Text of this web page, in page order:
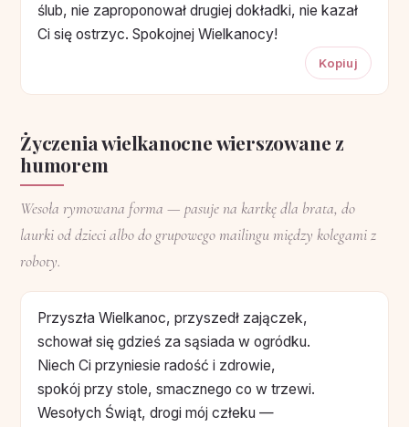
ślub, nie zaproponował drugiej dokładki, nie kazał
Ci się ostrzyc. Spokojnej Wielkanocy!
Kopiuj
Życzenia wielkanocne wierszowane z
humorem
Wesoła rymowana forma — pasuje na kartkę dla brata, do
laurki od dzieci albo do grupowego mailingu między kolegami z
roboty.
Przyszła Wielkanoc, przyszedł zajączek,
schował się gdzieś za sąsiada w ogródku.
Niech Ci przyniesie radość i zdrowie,
spokój przy stole, smacznego co w trzewi.
Wesołych Świąt, drogi mój człeku —